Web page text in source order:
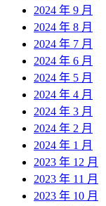
2024 年 9 月
2024 年 8 月
2024 年 7 月
2024 年 6 月
2024 年 5 月
2024 年 4 月
2024 年 3 月
2024 年 2 月
2024 年 1 月
2023 年 12 月
2023 年 11 月
2023 年 10 月